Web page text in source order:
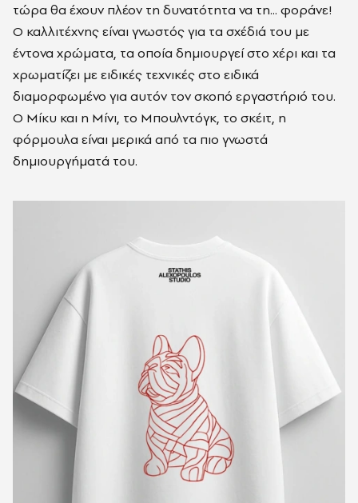
τώρα θα έχουν πλέον τη δυνατότητα να τη... φοράνε!
Ο καλλιτέχνης είναι γνωστός για τα σχέδιά του με
έντονα χρώματα, τα οποία δημιουργεί στο χέρι και τα
χρωματίζει με ειδικές τεχνικές στο ειδικά
διαμορφωμένο για αυτόν τον σκοπό εργαστήριό του.
O Μίκυ και η Μίνι, το Μπουλντόγκ, το σκέιτ, η
φόρμουλα είναι μερικά από τα πιο γνωστά
δημιουργήματά του.